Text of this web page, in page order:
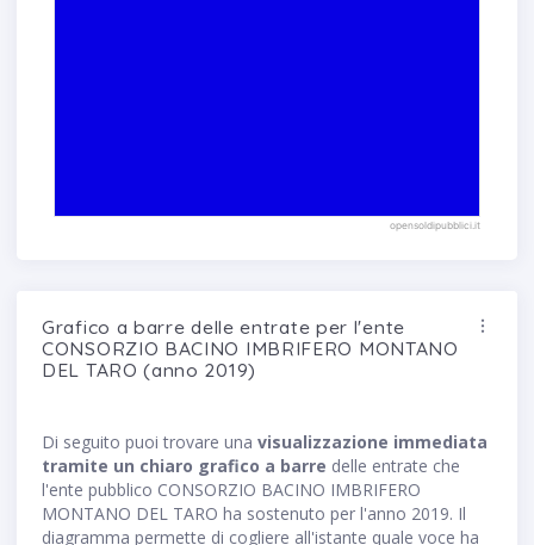
opensoldipubblici.it
Grafico a barre delle entrate per l'ente
CONSORZIO BACINO IMBRIFERO MONTANO
DEL TARO (anno 2019)
Di seguito puoi trovare una visualizzazione immediata
tramite un chiaro grafico a barre delle entrate che
l'ente pubblico CONSORZIO BACINO IMBRIFERO
MONTANO DEL TARO ha sostenuto per l'anno 2019. Il
diagramma permette di cogliere all'istante quale voce ha